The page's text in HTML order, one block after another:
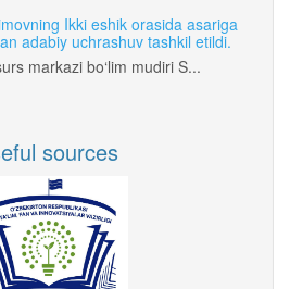
Ikki eshik orasida asariga
adabiy uchrashuv tashkil etildi.
markazi bo‘lim mudiri S...
sources